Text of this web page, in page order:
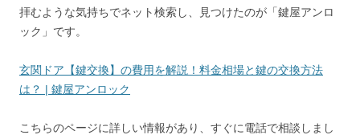
拝むような気持ちでネット検索し、見つけたのが「鍵屋アンロ
ック」です。
玄関ドア【鍵交換】の費用を解説！料金相場と鍵の交換方法
は？ | 鍵屋アンロック
こちらのページに詳しい情報があり、すぐに電話で相談しまし